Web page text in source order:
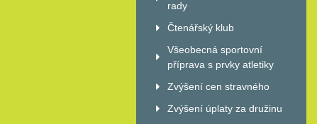
rady
Čtenářský klub
Všeobecná sportovní
příprava s prvky atletiky
Zvýšení cen stravného
Zvýšení úplaty za družinu